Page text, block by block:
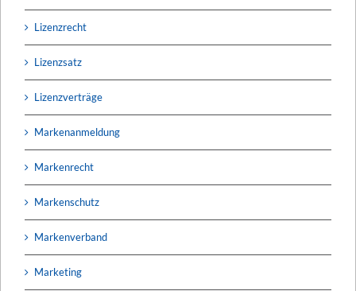
Lizenzrecht
Lizenzsatz
Lizenzverträge
Markenanmeldung
Markenrecht
Markenschutz
Markenverband
Marketing